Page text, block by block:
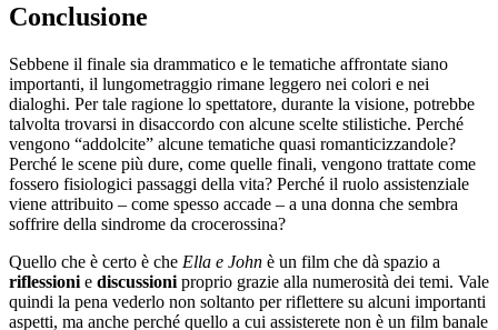
Conclusione
Sebbene il finale sia drammatico e le tematiche affrontate siano
importanti, il lungometraggio rimane leggero nei colori e nei
dialoghi. Per tale ragione lo spettatore, durante la visione, potrebbe
talvolta trovarsi in disaccordo con alcune scelte stilistiche. Perché
vengono “addolcite” alcune tematiche quasi romanticizzandole?
Perché le scene più dure, come quelle finali, vengono trattate come
fossero fisiologici passaggi della vita? Perché il ruolo assistenziale
viene attribuito – come spesso accade – a una donna che sembra
soffrire della sindrome da crocerossina?
Quello che è certo è che Ella e John è un film che dà spazio a
riflessioni e discussioni proprio grazie alla numerosità dei temi. Vale
quindi la pena vederlo non soltanto per riflettere su alcuni importanti
aspetti, ma anche perché quello a cui assisterete non è un film banale